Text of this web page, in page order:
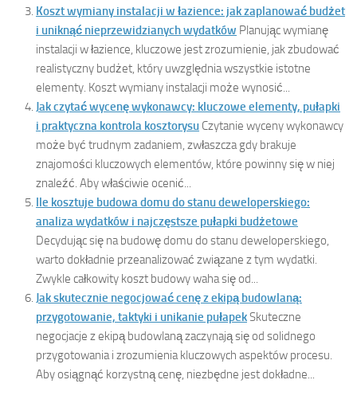
Koszt wymiany instalacji w łazience: jak zaplanować budżet
i uniknąć nieprzewidzianych wydatków Planując wymianę
instalacji w łazience, kluczowe jest zrozumienie, jak zbudować
realistyczny budżet, który uwzględnia wszystkie istotne
elementy. Koszt wymiany instalacji może wynosić...
Jak czytać wycenę wykonawcy: kluczowe elementy, pułapki
i praktyczna kontrola kosztorysu Czytanie wyceny wykonawcy
może być trudnym zadaniem, zwłaszcza gdy brakuje
znajomości kluczowych elementów, które powinny się w niej
znaleźć. Aby właściwie ocenić...
Ile kosztuje budowa domu do stanu deweloperskiego:
analiza wydatków i najczęstsze pułapki budżetowe
Decydując się na budowę domu do stanu deweloperskiego,
warto dokładnie przeanalizować związane z tym wydatki.
Zwykle całkowity koszt budowy waha się od...
Jak skutecznie negocjować cenę z ekipą budowlaną:
przygotowanie, taktyki i unikanie pułapekSkuteczne
negocjacje z ekipą budowlaną zaczynają się od solidnego
przygotowania i zrozumienia kluczowych aspektów procesu.
Aby osiągnąć korzystną cenę, niezbędne jest dokładne...